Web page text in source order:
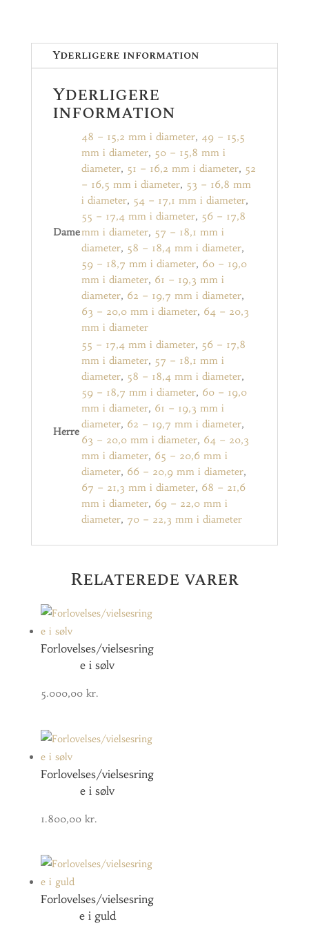
Yderligere information
Yderligere
information
Dame
48 – 15,2 mm i diameter, 49 – 15,5
mm i diameter, 50 – 15,8 mm i
diameter, 51 – 16,2 mm i diameter, 52
– 16,5 mm i diameter, 53 – 16,8 mm
i diameter, 54 – 17,1 mm i diameter,
55 – 17,4 mm i diameter, 56 – 17,8
mm i diameter, 57 – 18,1 mm i
diameter, 58 – 18,4 mm i diameter,
59 – 18,7 mm i diameter, 60 – 19,0
mm i diameter, 61 – 19,3 mm i
diameter, 62 – 19,7 mm i diameter,
63 – 20,0 mm i diameter, 64 – 20,3
mm i diameter
Herre
55 – 17,4 mm i diameter, 56 – 17,8
mm i diameter, 57 – 18,1 mm i
diameter, 58 – 18,4 mm i diameter,
59 – 18,7 mm i diameter, 60 – 19,0
mm i diameter, 61 – 19,3 mm i
diameter, 62 – 19,7 mm i diameter,
63 – 20,0 mm i diameter, 64 – 20,3
mm i diameter, 65 – 20,6 mm i
diameter, 66 – 20,9 mm i diameter,
67 – 21,3 mm i diameter, 68 – 21,6
mm i diameter, 69 – 22,0 mm i
diameter, 70 – 22,3 mm i diameter
Relaterede varer
Forlovelses/vielsesring
e i sølv
5.000,00 kr.
Forlovelses/vielsesring
e i sølv
1.800,00 kr.
Forlovelses/vielsesring
e i guld